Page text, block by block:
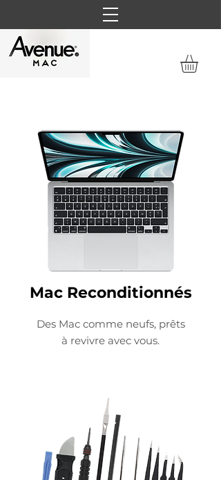
Mac Reconditionnés
Des Mac comme neufs, prêts
à revivre avec vous.